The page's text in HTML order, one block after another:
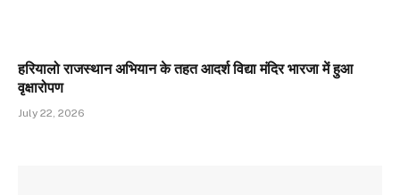
हरियालो राजस्थान अभियान के तहत आदर्श विद्या मंदिर भारजा में हुआ
वृक्षारोपण
July 22, 2026